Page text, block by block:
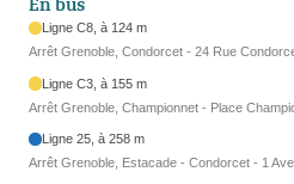
Ligne C8, à 124 m
Arrêt Grenoble, Condorcet - 24 Rue
Ligne C3, à 155 m
Arrêt Grenoble, Championnet - Place
Ligne 25, à 258 m
Arrêt Grenoble, Estacade - Condorcet - 1